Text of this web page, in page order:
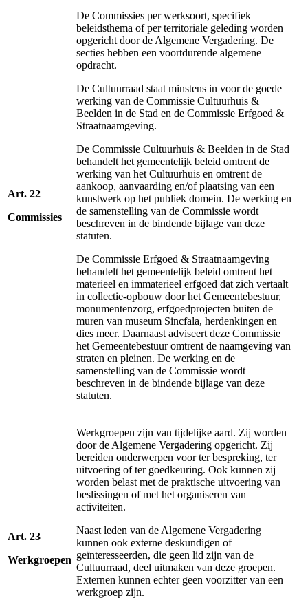
Art. 22
Commissies
De Commissies per werksoort, specifiek
beleidsthema of per territoriale geleding worden
opgericht door de Algemene Vergadering. De
secties hebben een voortdurende algemene
opdracht.
De Cultuurraad staat minstens in voor de goede
werking van de Commissie Cultuurhuis &
Beelden in de Stad en de Commissie Erfgoed &
Straatnaamgeving.
De Commissie Cultuurhuis & Beelden in de Stad
behandelt het gemeentelijk beleid omtrent de
werking van het Cultuurhuis en omtrent de
aankoop, aanvaarding en/of plaatsing van een
kunstwerk op het publiek domein. De werking en
de samenstelling van de Commissie wordt
beschreven in de bindende bijlage van deze
statuten.
De Commissie Erfgoed & Straatnaamgeving
behandelt het gemeentelijk beleid omtrent het
materieel en immaterieel erfgoed dat zich vertaalt
in collectie-opbouw door het Gemeentebestuur,
monumentenzorg, erfgoedprojecten buiten de
muren van museum Sincfala, herdenkingen en
dies meer. Daarnaast adviseert deze Commissie
het Gemeentebestuur omtrent de naamgeving van
straten en pleinen. De werking en de
samenstelling van de Commissie wordt
beschreven in de bindende bijlage van deze
statuten.
Art. 23
Werkgroepen
Werkgroepen zijn van tijdelijke aard. Zij worden
door de Algemene Vergadering opgericht. Zij
bereiden onderwerpen voor ter bespreking, ter
uitvoering of ter goedkeuring. Ook kunnen zij
worden belast met de praktische uitvoering van
beslissingen of met het organiseren van
activiteiten.
Naast leden van de Algemene Vergadering
kunnen ook externe deskundigen of
geïnteresseerden, die geen lid zijn van de
Cultuurraad, deel uitmaken van deze groepen.
Externen kunnen echter geen voorzitter van een
werkgroep zijn.